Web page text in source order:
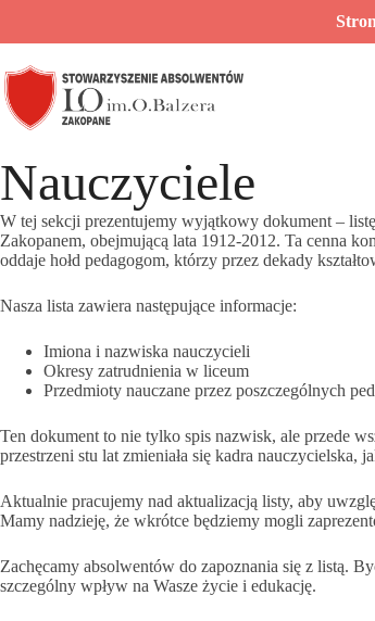
treści
Nauczyciele
W tej sekcji prezentujemy wyjątkowy dokument –
Zakopanem, obejmującą lata 1912-2012. Ta cenna
oddaje hołd pedagogom, którzy przez dekady
Nasza lista zawiera następujące informacje:
Imiona i nazwiska nauczycieli
Okresy zatrudnienia w liceum
Przedmioty nauczane przez poszczególnych
Ten dokument to nie tylko spis nazwisk, ale przede
przestrzeni stu lat zmieniała się kadra nauczycielska,
Aktualnie pracujemy nad aktualizacją listy, aby
Mamy nadzieję, że wkrótce będziemy mogli
Zachęcamy absolwentów do zapoznania się z listą.
szczególny wpływ na Wasze życie i edukację.